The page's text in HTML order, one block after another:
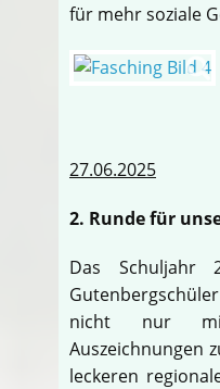
für mehr soziale
27.06.2025
2. Runde für
Das Schuljahr
nicht nur
Auszeichnungen
leckeren